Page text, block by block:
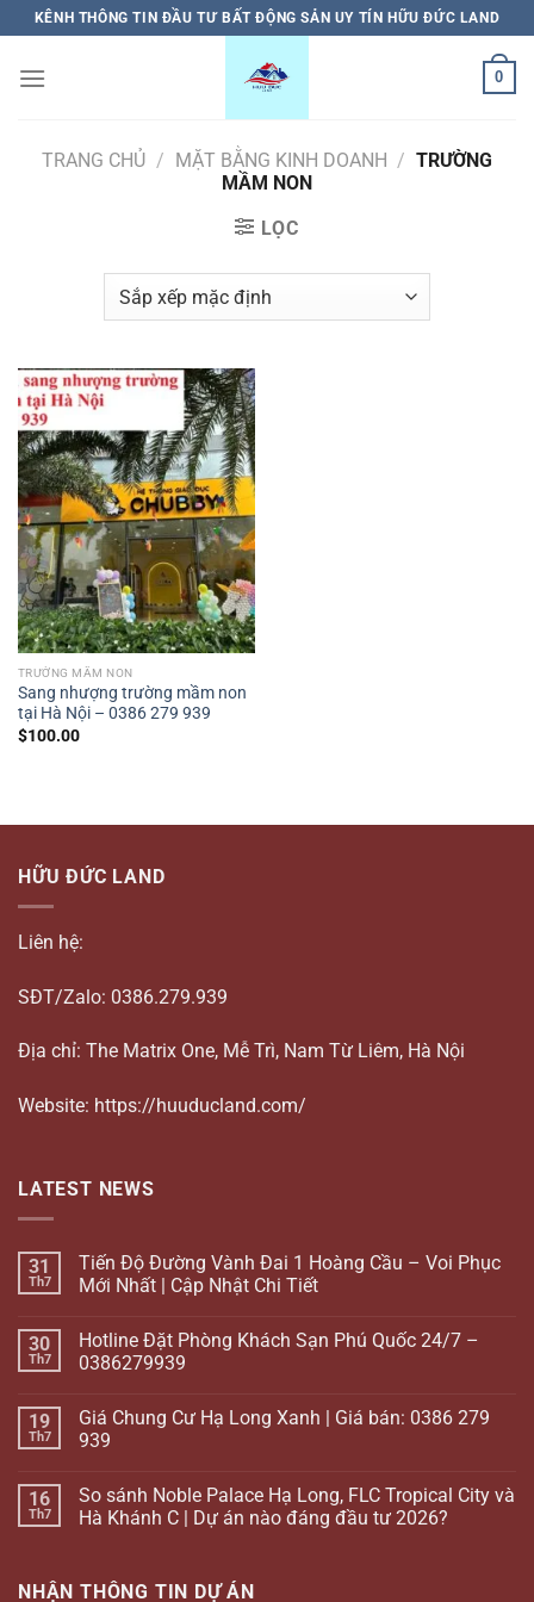
qua
nội
KÊNH THÔNG TIN ĐẦU TƯ BẤT ĐỘNG SẢN UY TÍN HỮU ĐỨC LAND
0
TRANG CHỦ / MẶT BẰNG KINH DOANH / TRƯỜNG
MẦM NON
LỌC
TRƯỜNG MẦM NON
Sang nhượng trường mầm non
tại Hà Nội – 0386 279 939
$100.00
HỮU ĐỨC LAND
Liên hệ:
SĐT/Zalo: 0386.279.939
Địa chỉ: The Matrix One, Mễ Trì, Nam Từ Liêm, Hà Nội
Website: https://huuducland.com/
LATEST NEWS
31
Th7
Tiến Độ Đường Vành Đai 1 Hoàng Cầu – Voi Phục
Mới Nhất | Cập Nhật Chi Tiết
30
Th7
Hotline Đặt Phòng Khách Sạn Phú Quốc 24/7 –
0386279939
19
Th7
Giá Chung Cư Hạ Long Xanh | Giá bán: 0386 279
939
16
Th7
So sánh Noble Palace Hạ Long, FLC Tropical City và
Hà Khánh C | Dự án nào đáng đầu tư 2026?
NHẬN THÔNG TIN DỰ ÁN